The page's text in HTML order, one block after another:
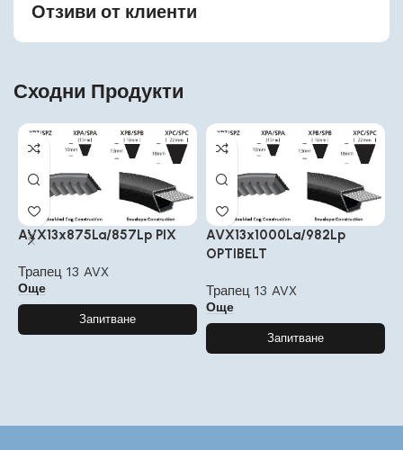
Отзиви от клиенти
Сходни Продукти
AVX13x875La/857Lp PIX
Трапец 13 AVX
Още
Запитване
AVX13x1000La/982Lp
OPTIBELT
Трапец 13 AVX
Още
Запитване